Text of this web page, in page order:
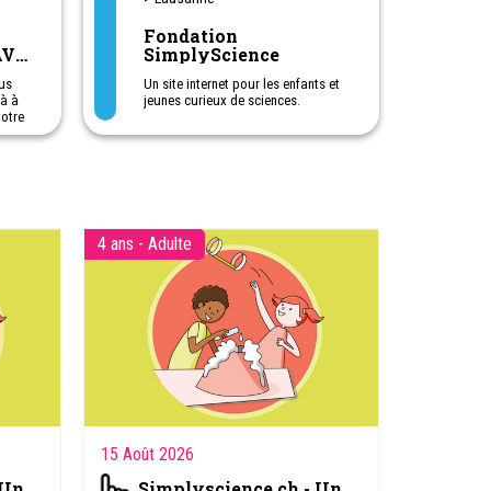
à
Fondation
SimplyScience
Un site internet pour les enfants et
jeunes curieux de sciences.
Articles, expériences faciles à faire
siège est à Zurich, a pour but
d’éveiller l’intérêt pour les sciences
auprès des enfants et des jeunes de
8 à 18 ans.
Elle est soutenue par des
entreprises qui ont à cœur
d’encourager la relève dans les
domaines des mathématiques,
sciences naturelles et de l’ingénieur
(MINT).
Elle collabore également avec
d’autres organisations actives dans
la promotion des sciences auprès
des jeunes.
4 ans - Adulte
15 Août 2026